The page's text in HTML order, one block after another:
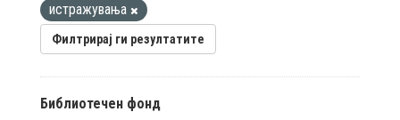
истражувања
Филтрирај ги резултатите
Библиотечен фонд